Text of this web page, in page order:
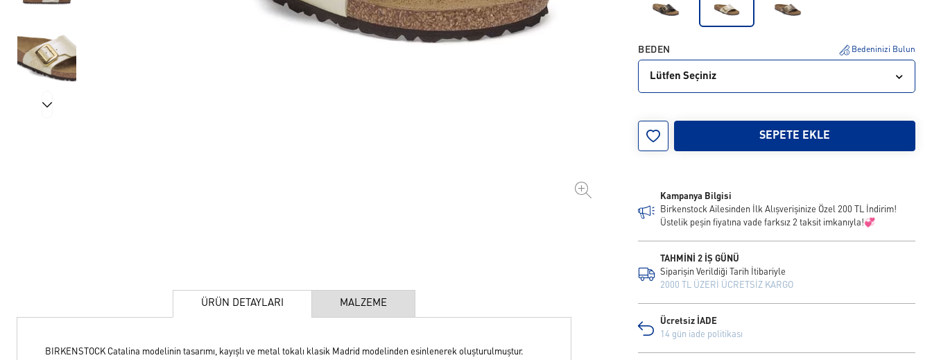
ÜRÜN DETAYLARI MALZEME
BIRKENSTOCK Catalina modelinin tasarımı, kayışlı ve metal tokalı klasik Madrid modelinden esinlenerek oluşturulmuştur.
BEDEN Bedeninizi Bulun
Lütfen Seçiniz
SEPETE EKLE
Kampanya Bilgisi
Birkenstock Ailesinden İlk Alışverişinize Özel 200 TL İndirim!
Üstelik peşin fiyatına vade farksız 2 taksit imkanıyla!💞
TAHMİNİ 2 İŞ GÜNÜ
Siparişin Verildiği Tarih İtibariyle
2000 TL ÜZERİ ÜCRETSİZ KARGO
Ücretsiz İADE
14 gün iade politikası